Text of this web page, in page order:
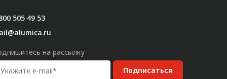
505 49 53
на рассылку
Подписаться